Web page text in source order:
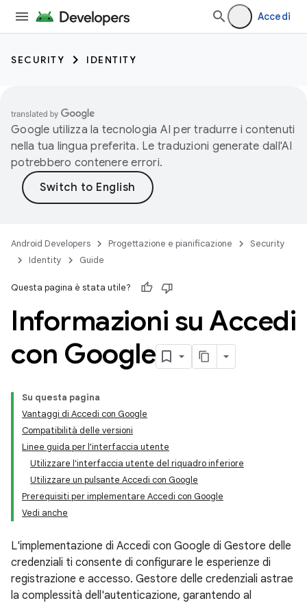
Accedi
SECURITY IDENTITY
Google utilizza la tecnologia AI per tradurre i contenuti
nella tua lingua preferita. Le traduzioni generate dall'AI
potrebbero contenere errori.
Android Developers Progettazione e pianificazione
Security
Identity
Guide
Questa pagina è stata utile?
Informazioni su Accedi
con Google
Su questa pagina
Vantaggi di Accedi con Google
Compatibilità delle versioni
Linee guida per l'interfaccia utente
Utilizzare l'interfaccia utente del riquadro inferiore
Utilizzare un pulsante Accedi con Google
Prerequisiti per implementare Accedi con Google
Vedi anche
L'implementazione di Accedi con Google di Gestore delle
credenziali ti consente di configurare le esperienze di
registrazione e accesso. Gestore delle credenziali astrae
la complessità dell'autenticazione, garantendo al